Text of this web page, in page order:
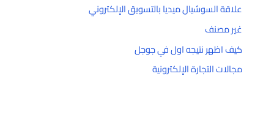
علاقة السوشيال ميديا بالتسويق الإلكتروني
غير مصنف
كيف اظهر نتيجه اول في جوجل
مجالات التجارة الإلكترونية